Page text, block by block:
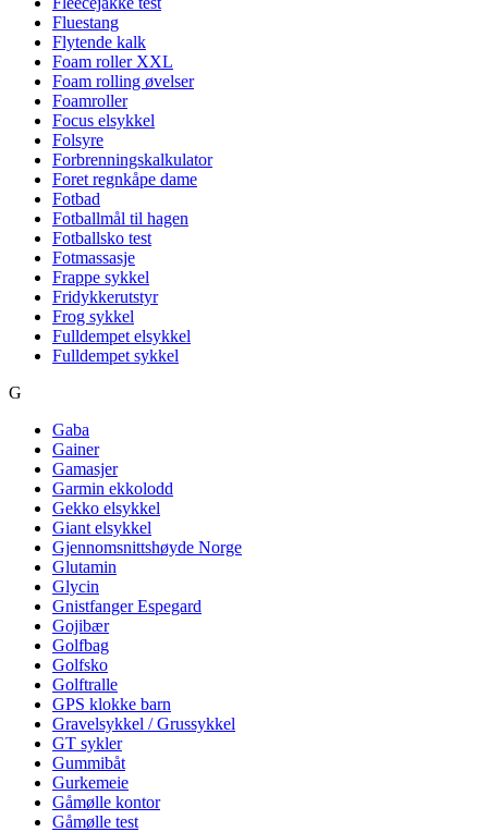
Fluestang
Flytende kalk
Foam roller XXL
Foam rolling øvelser
Foamroller
Focus elsykkel
Folsyre
Forbrenningskalkulator
Foret regnkåpe dame
Fotbad
Fotballmål til hagen
Fotballsko test
Fotmassasje
Frappe sykkel
Fridykkerutstyr
Frog sykkel
Fulldempet elsykkel
Fulldempet sykkel
G
Gaba
Gainer
Gamasjer
Garmin ekkolodd
Gekko elsykkel
Giant elsykkel
Gjennomsnittshøyde Norge
Glutamin
Glycin
Gnistfanger Espegard
Gojibær
Golfbag
Golfsko
Golftralle
GPS klokke barn
Gravelsykkel / Grussykkel
GT sykler
Gummibåt
Gurkemeie
Gåmølle kontor
Gåmølle test